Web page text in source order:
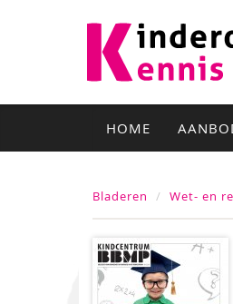
HOME
Bladeren Wet- en